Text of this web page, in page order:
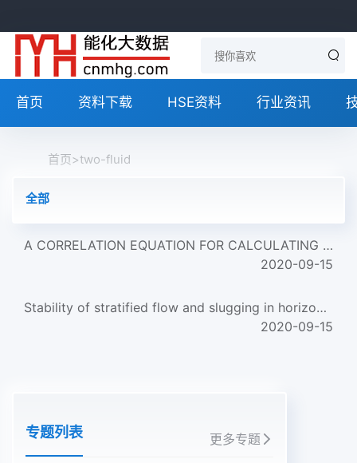
首页 资料下载 HSE资料 行业资讯
首页>two-fluid
全部
A CORRELATION EQUATION FOR CALCULATING INCLINED JET PENETRATION LENGTH IN A GAS-SOLID FLUIDIZED BED
2020-09-15
Stability of stratified flow and slugging in horizontal gas-liquid flow
2020-09-15
专题列表 更多专题